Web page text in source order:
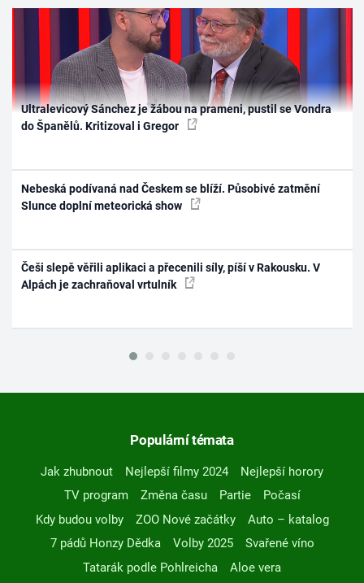
Ultralevicový Sánchez je žábou na prameni, pustil se Vondra
do Španělů. Kritizoval i Gregor
Nebeská podívaná nad Českem se blíží. Působivé zatmění
Slunce doplní meteorická show
Češi slepě věřili aplikaci a přecenili síly, píší v Rakousku. V
Alpách je zachraňoval vrtulník
Populární témata
Jak zhubnout Nejlepší filmy 2024
Nejlepší horory
TV program
Změna času Partie
Počasí
Kdy budou volby
ZOO Nové začátky
Auto – katalog
7 pádů Honzy Dědka
Volby 2025
Svařené víno
Tatarák podle Pohlreicha
Aloe vera